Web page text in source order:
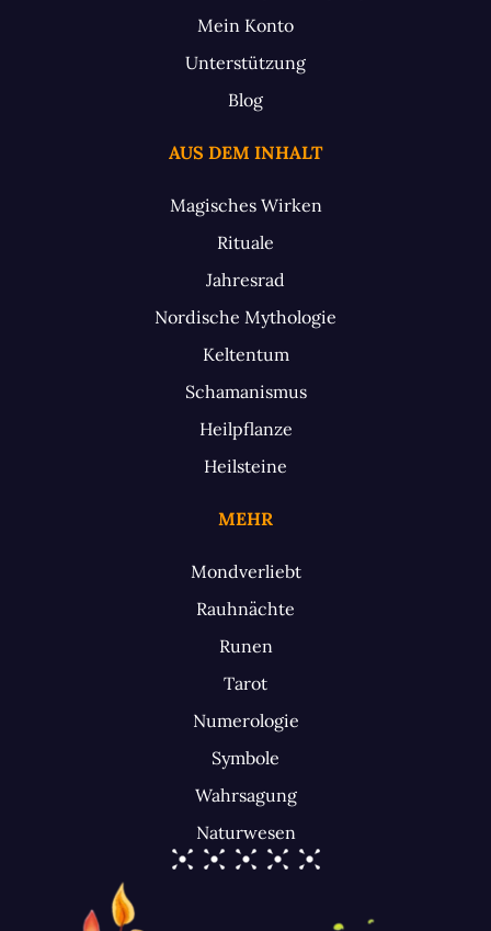
Mein Konto
Unterstützung
Blog
AUS DEM INHALT
Magisches Wirken
Rituale
Jahresrad
Nordische Mythologie
Keltentum
Schamanismus
Heilpflanze
Heilsteine
MEHR
Mondverliebt
Rauhnächte
Runen
Tarot
Numerologie
Symbole
Wahrsagung
Naturwesen